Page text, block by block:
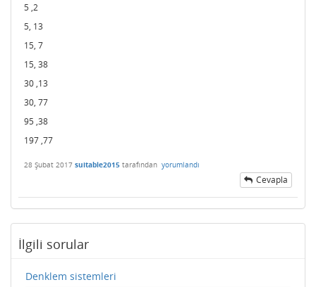
5 ,2
5, 13
15, 7
15, 38
30 ,13
30, 77
95 ,38
197 ,77
28 Şubat 2017 suitable2015 tarafından yorumlandı
Cevapla
İlgili sorular
Denklem sistemleri